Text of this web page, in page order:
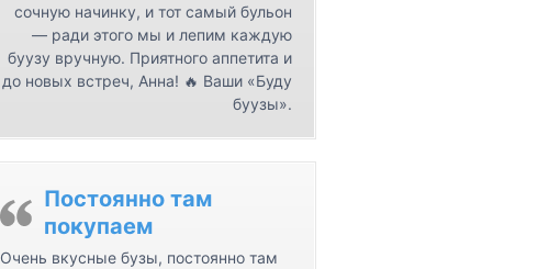
сочную начинку, и тот самый бульон
— ради этого мы и лепим каждую
буузу вручную. Приятного аппетита и
до новых встреч, Анна! 🔥 Ваши «Буду
буузы».
Постоянно там
покупаем
Очень вкусные бузы, постоянно там